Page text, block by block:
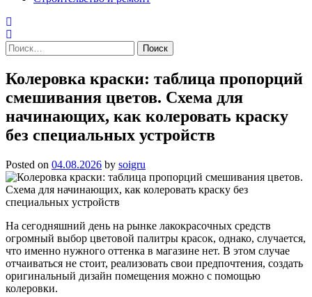
Найти:
Колеровка краски: таблица пропорций
смешивания цветов. Схема для
начинающих, как колеровать краску
без специальных устройств
Posted on 04.08.2026 by soigru
На сегодняшний день на рынке лакокрасочных средств
огромный выбор цветовой палитры красок, однако, случается,
что именно нужного оттенка в магазине нет. В этом случае
отчаиваться не стоит, реализовать свои предпочтения, создать
оригинальный дизайн помещения можно с помощью
колеровки.